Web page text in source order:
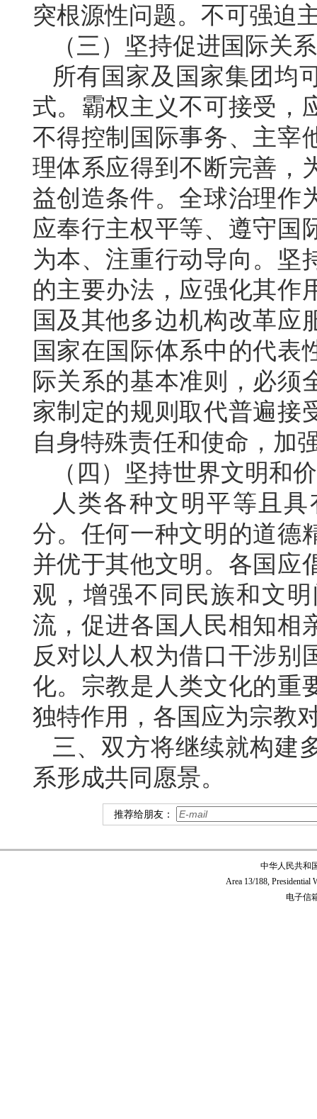
突根源性问题。不可强迫
（三）坚持促进国际关
所有国家及国家集团均
式。霸权主义不可接受，
不得控制国际事务、主宰
理体系应得到不断完善，
益创造条件。全球治理作
应奉行主权平等、遵守国
为本、注重行动导向。坚
的主要办法，应强化其作
国及其他多边机构改革应
国家在国际体系中的代表
际关系的基本准则，必须
家制定的规则取代普遍接
自身特殊责任和使命，加
（四）坚持世界文明和
人类各种文明平等且
分。任何一种文明的道德
并优于其他文明。各国应
观，增强不同民族和文
流，促进各国人民相知相
反对以人权为借口干涉别
化。宗教是人类文化的重
独特作用，各国应为宗教
三、双方将继续就构建
系形成共同愿景。
推荐给朋友：
中华人民共和
Area 13/188, Presidential
电子信